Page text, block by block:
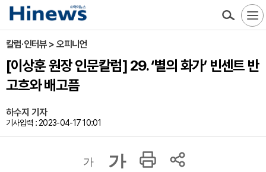
칼럼·인터뷰 > 오피니언
[이상훈 원장 인문칼럼] 29. ‘별의 화가’ 빈센트 반
고흐와 배고픔
하수지 기자
기사입력 : 2023-04-17 10:01
가 가